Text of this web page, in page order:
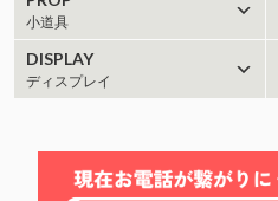
小道具
DISPLAY
ディスプレイ